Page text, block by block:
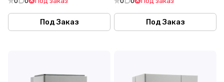
Под Заказ Под Заказ